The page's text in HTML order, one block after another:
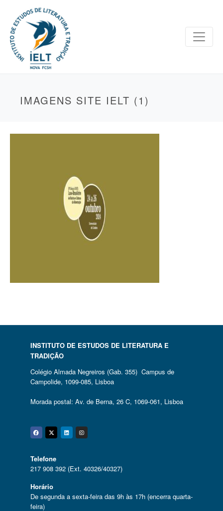
IMAGENS SITE IELT (1)
INSTITUTO DE ESTUDOS DE LITERATURA E
TRADIÇÃO
Colégio Almada Negreiros (Gab. 355) Campus de
Campolide, 1099-085, Lisboa
Morada postal: Av. de Berna, 26 C, 1069-061, Lisboa
Facebook
Twitter
Linkedin
Instagram
Telefone
217 908 392 (Ext. 40326/40327)
Horário
De segunda a sexta-feira das 9h às 17h (encerra quarta-
feira)